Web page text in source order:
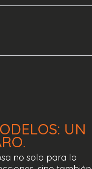
UN
no solo para la